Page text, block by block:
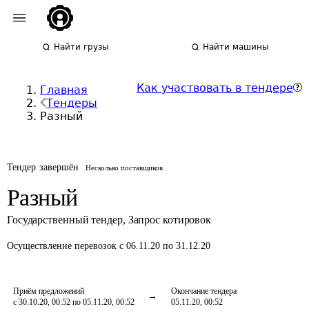
Найти грузы Найти машины
Главная
Тендеры
Разный
Как участвовать в тендере
Тендер завершён Несколько поставщиков
Разный
Государственный тендер, Запрос котировок
Осуществление перевозок с 06.11.20 по 31.12.20
Приём предложений
с 30.10.20, 00:52 по 05.11.20, 00:52
Окончание тендера
05.11.20, 00:52